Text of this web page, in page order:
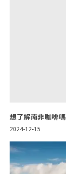
想了解南非咖啡
2024-12-15